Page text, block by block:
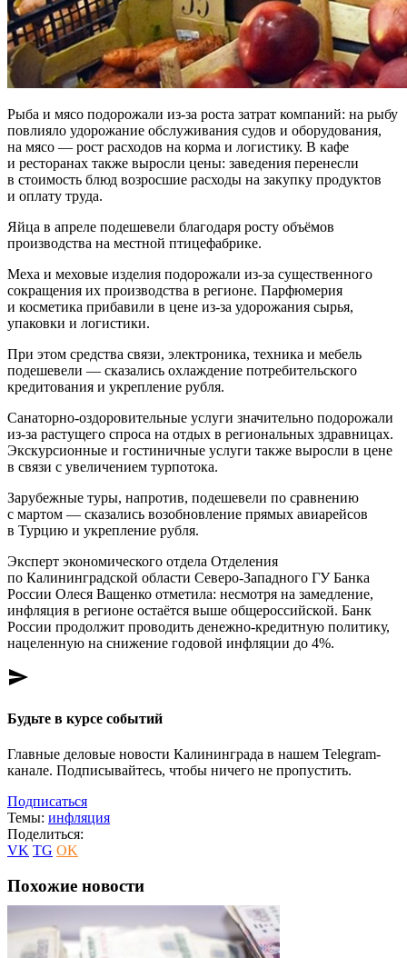
Рыба и мясо подорожали из-за роста затрат компаний: на рыбу
повлияло удорожание обслуживания судов и оборудования,
на мясо — рост расходов на корма и логистику. В кафе
и ресторанах также выросли цены: заведения перенесли
в стоимость блюд возросшие расходы на закупку продуктов
и оплату труда.
Яйца в апреле подешевели благодаря росту объёмов
производства на местной птицефабрике.
Меха и меховые изделия подорожали из-за существенного
сокращения их производства в регионе. Парфюмерия
и косметика прибавили в цене из-за удорожания сырья,
упаковки и логистики.
При этом средства связи, электроника, техника и мебель
подешевели — сказались охлаждение потребительского
кредитования и укрепление рубля.
Санаторно-оздоровительные услуги значительно подорожали
из-за растущего спроса на отдых в региональных здравницах.
Экскурсионные и гостиничные услуги также выросли в цене
в связи с увеличением турпотока.
Зарубежные туры, напротив, подешевели по сравнению
с мартом — сказались возобновление прямых авиарейсов
в Турцию и укрепление рубля.
Эксперт экономического отдела Отделения
по Калининградской области Северо-Западного ГУ Банка
России Олеся Ващенко отметила: несмотря на замедление,
инфляция в регионе остаётся выше общероссийской. Банк
России продолжит проводить денежно-кредитную политику,
нацеленную на снижение годовой инфляции до 4%.
send
Будьте в курсе событий
Главные деловые новости Калининграда в нашем Telegram-
канале. Подписывайтесь, чтобы ничего не пропустить.
Подписаться
Темы: инфляция
Поделиться:
VK TG OK
Похожие новости